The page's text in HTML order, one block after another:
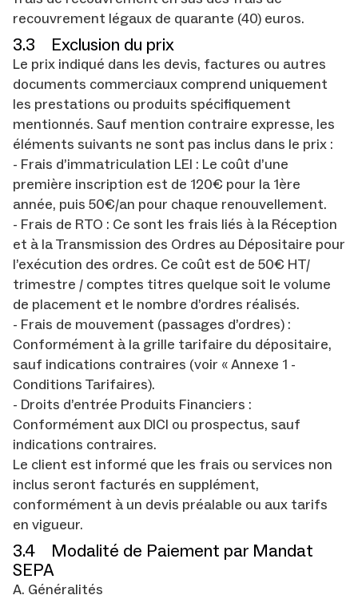
recouvrement légaux de quarante (40) euros.
3.3 Exclusion du prix
Le prix indiqué dans les devis, factures ou autres
documents commerciaux comprend uniquement
les prestations ou produits spécifiquement
mentionnés. Sauf mention contraire expresse, les
éléments suivants ne sont pas inclus dans le prix :
- Frais d’immatriculation LEI : Le coût d’une
première inscription est de 120€ pour la 1ère
année, puis 50€/an pour chaque renouvellement.
- Frais de RTO : Ce sont les frais liés à la Réception
et à la Transmission des Ordres au Dépositaire pour
l’exécution des ordres. Ce coût est de 50€ HT/
trimestre / comptes titres quelque soit le volume
de placement et le nombre d’ordres réalisés.
- Frais de mouvement (passages d’ordres) :
Conformément à la grille tarifaire du dépositaire,
sauf indications contraires (voir « Annexe 1 -
Conditions Tarifaires).
- Droits d’entrée Produits Financiers :
Conformément aux DICI ou prospectus, sauf
indications contraires.
Le client est informé que les frais ou services non
inclus seront facturés en supplément,
conformément à un devis préalable ou aux tarifs
en vigueur.
3.4 Modalité de Paiement par Mandat
SEPA
A. Généralités